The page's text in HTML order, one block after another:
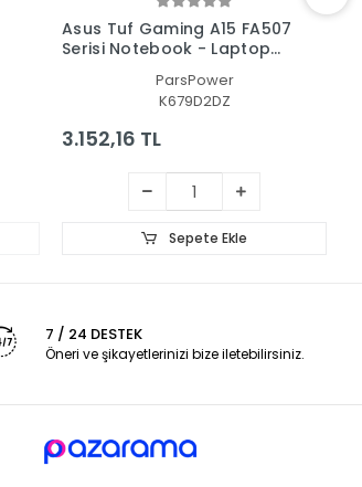
Asus Tuf Gaming A15 FA507
Serisi Notebook - Laptop
ParsPower
K679D2DZ
3.152,16 TL
Sepete Ekle
7 / 24 DESTEK
Öneri ve şikayetlerinizi bize iletebilirsiniz.